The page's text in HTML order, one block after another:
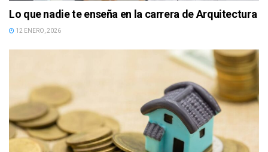
Lo que nadie te enseña en la carrera de Arquitectura
12 ENERO, 2026